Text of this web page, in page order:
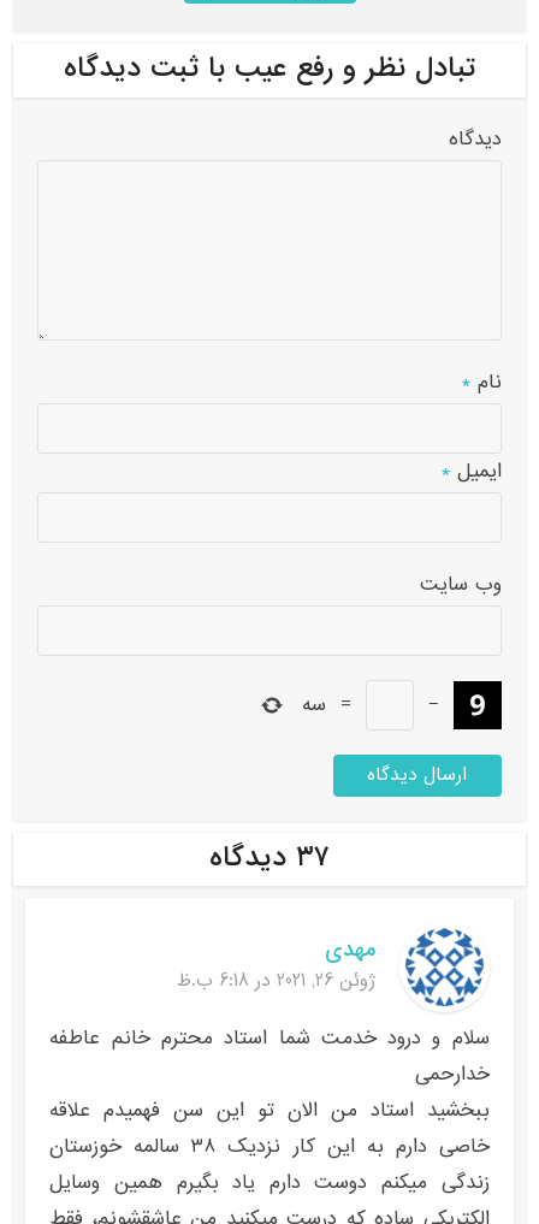
تبادل نظر و رفع عیب با ثبت دیدگاه
دیدگاه
نام*
ایمیل*
وب‌ سایت
−
= سه
۳۷ دیدگاه
مهدی
ژوئن 26, 2021 در 6:18 ب.ظ
سلام و درود خدمت شما استاد محترم خانم عاطفه
خدارحمی
ببخشید استاد من الان تو این سن فهمیدم علاقه
خاصی دارم به این کار نزدیک ۳۸ سالمه خوزستان
زندگی میکنم دوست دارم یاد بگیرم همین وسایل